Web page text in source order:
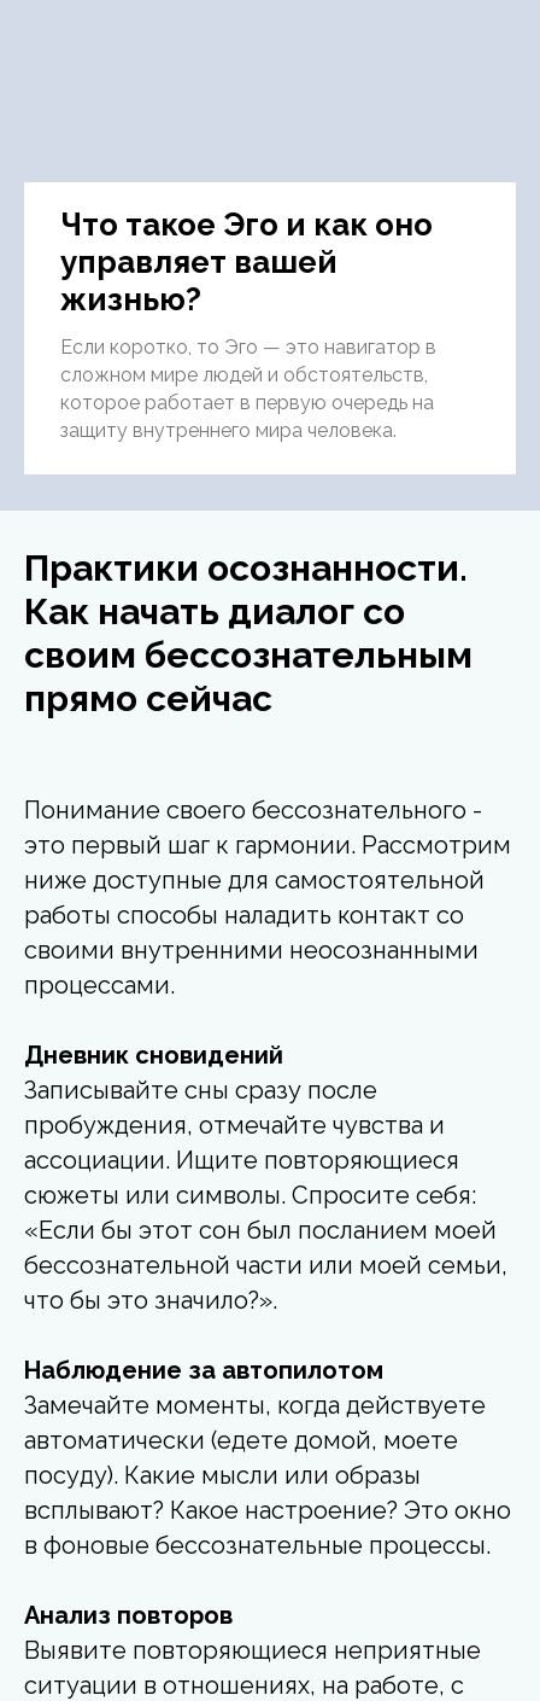
Что такое Эго и как оно
управляет вашей
жизнью?
Если коротко, то Эго — это навигатор в
сложном мире людей и обстоятельств,
которое работает в первую очередь на
защиту внутреннего мира человека.
Практики осознанности.
Как начать диалог со
своим бессознательным
прямо сейчас
Понимание своего бессознательного -
это первый шаг к гармонии. Рассмотрим
ниже доступные для самостоятельной
работы способы наладить контакт со
своими внутренними неосознанными
процессами.
Дневник сновидений
Записывайте сны сразу после
пробуждения, отмечайте чувства и
ассоциации. Ищите повторяющиеся
сюжеты или символы. Спросите себя:
«Если бы этот сон был посланием моей
бессознательной части или моей семьи,
что бы это значило?».
Наблюдение за автопилотом
Замечайте моменты, когда действуете
автоматически (едете домой, моете
посуду). Какие мысли или образы
всплывают? Какое настроение? Это окно
в фоновые бессознательные процессы.
Анализ повторов
Выявите повторяющиеся неприятные
ситуации в отношениях, на работе, с